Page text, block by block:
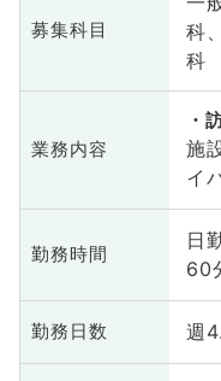
募集科目
科
科
業務内容
施
イ
勤務時間
日
60
勤務日数 週